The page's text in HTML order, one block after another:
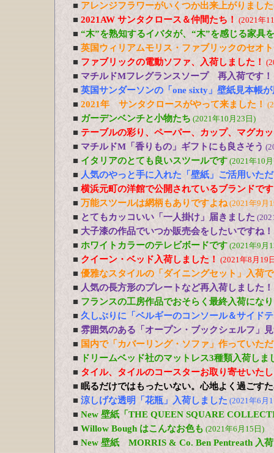
■ アレンジフラワーがいくつか出来上がりまし
■ 2021AW サンタクロース＆仲間たち！ (2021年
■ “木”を熟知するイバタが、“木”を感じる家具
■ 英国ウィリアムモリス・ファブリックのセオ
■ ファブリックの電動ソファ、入荷しました！
■ マチルドMフレグランスソープ 再入荷です！
■ 英国サンダーソンの「one sixty」壁紙見本帳
■ 2021年 サンタクロースがやって来ました！
■ ガーデンベンチと小物たち (2021年10月23日)
■ テーブルの彩り、ペーパー、カップ、マグカ
■ マチルドM「香りもの」ギフトにも良さそう
■ イタリアのとても良いスツールです (2021年10
■ 人気のやっと手に入れた「壁紙」ご活用いた
■ 横浜元町の洋館で公開されているブランドで
■ 万能スツールは網柄もありですよね(2021年9月
■ とてもカッコいい「一人掛け」届きました
■ 大子漆の作品でいつか販売会をしたいですね！
■ ホワイトカラーのテレビボードです (2021年9月
■ クイーン・ベッド入荷しました！ (2021年8月19
■ 優雅なスタイルの「ダイニングセット」入荷
■ 人気の長方形のプレートなど再入荷しました！
■ フランスの工房作品でおそらく最終入荷にな
■ 久しぶりに「ベルギーのコンソール＆サイド
■ 雰囲気のある「オープン・ブックシェルフ」
■ 国内で「カバーリング・ソファ」作っていた
■
ドリームベッド社のマットレス3種類入荷しま
■ タイル、タイルのコースターお取り寄せいた
■ 眠るだけではもったいない。心地よく過ごす
■ 涼しげな透明「花瓶」入荷しました (2021年6月
■ New 壁紙「THE QUEEN SQUARE
■ Willow Bough はこんなお色も (2021年6月15日)
■ New 壁紙 MORRIS & Co. Ben Pentreath 入